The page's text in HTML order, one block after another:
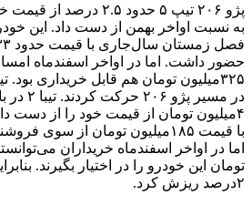
پژو ۲۰۶ تیپ ۵ حدود ۲.۵
به نسبت اواخر بهمن از دست داد. این
حضور داشت. اما در اواخر اسفندماه
در مسیر
۴‌میلیون تومان از قیمت خود را از دست
با قیمت ۱۸۵‌میلیون تومان از سوی
تومان این خودرو را در اختیار بگیرند.
۲‌درصد ریزش کرد.